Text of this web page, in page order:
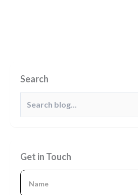
Search
Get in Touch